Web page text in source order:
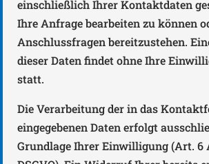
einschließlich Ihrer Kontaktdaten
Ihre Anfrage bearbeiten zu können
Anschlussfragen bereitzustehen.
dieser Daten findet ohne Ihre
statt.
Die Verarbeitung der in das
eingegebenen Daten erfolgt
Grundlage Ihrer Einwilligung (Art. 6